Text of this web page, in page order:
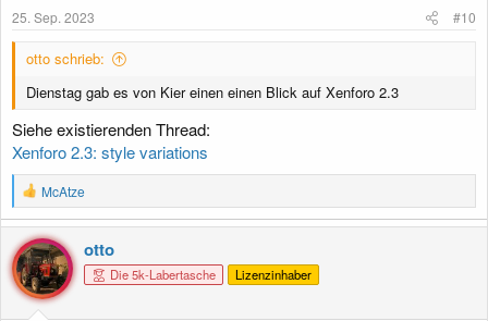
25. Sep. 2023 #10
otto schrieb:
Dienstag gab es von Kier einen einen Blick auf Xenforo 2.3
Siehe existierenden Thread:
Xenforo 2.3: style variations
R
e
a
k
t
i
o
n
McAtze
otto
Die 5k-Labertasche Lizenzinhaber